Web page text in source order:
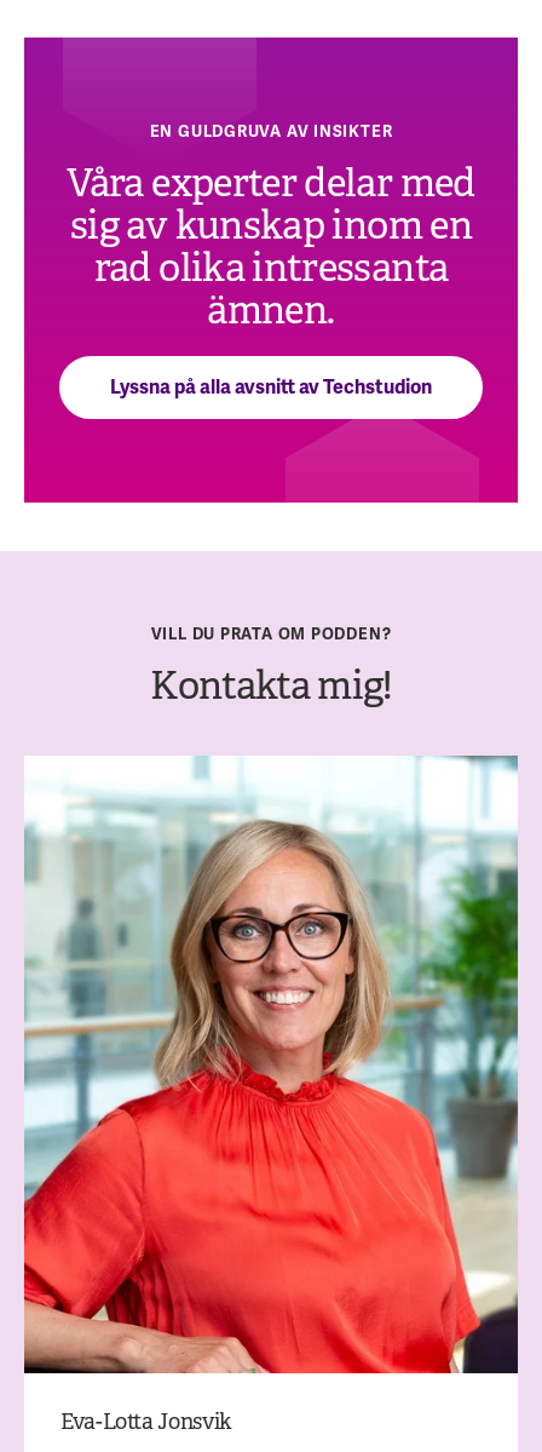
EN GULDGRUVA AV INSIKTER
Våra experter delar med
sig av kunskap inom en
rad olika intressanta
ämnen.
Lyssna på alla avsnitt av Techstudion
VILL DU PRATA OM PODDEN?
Kontakta mig!
Eva-Lotta Jonsvik